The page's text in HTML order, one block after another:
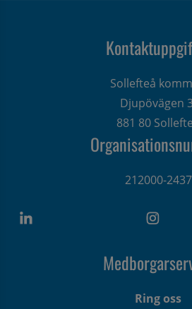
Sollefteå
Djupövägen
881 80
212000-2437
Ring oss